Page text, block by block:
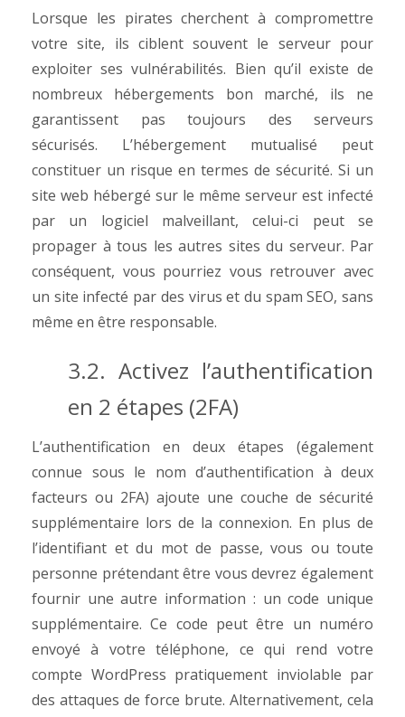
Lorsque les pirates cherchent à compromettre
votre site, ils ciblent souvent le serveur pour
exploiter ses vulnérabilités. Bien qu’il existe de
nombreux hébergements bon marché, ils ne
garantissent pas toujours des serveurs
sécurisés. L’hébergement mutualisé peut
constituer un risque en termes de sécurité. Si un
site web hébergé sur le même serveur est infecté
par un logiciel malveillant, celui-ci peut se
propager à tous les autres sites du serveur. Par
conséquent, vous pourriez vous retrouver avec
un site infecté par des virus et du spam SEO, sans
même en être responsable.
3.2. Activez l’authentification
en 2 étapes (2FA)
L’authentification en deux étapes (également
connue sous le nom d’authentification à deux
facteurs ou 2FA) ajoute une couche de sécurité
supplémentaire lors de la connexion. En plus de
l’identifiant et du mot de passe, vous ou toute
personne prétendant être vous devrez également
fournir une autre information : un code unique
supplémentaire.Ce code peut être un numéro
envoyé à votre téléphone, ce qui rend votre
compte WordPress pratiquement inviolable par
des attaques de force brute. Alternativement, cela